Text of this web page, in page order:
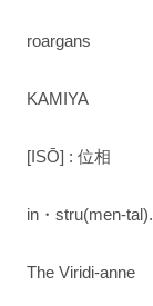
roargans
KAMIYA
[ISŌ] : 位相
in・stru(men-tal).
The Viridi-anne